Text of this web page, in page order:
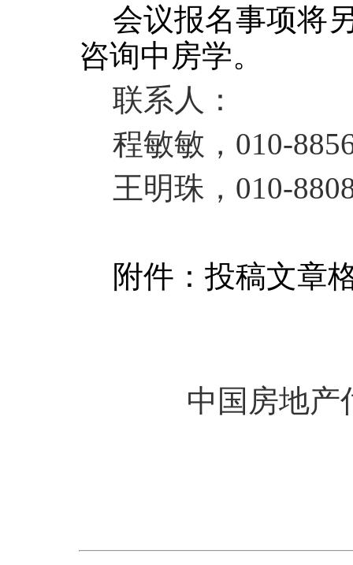
会议报名事项将
咨询中房学。
联系人：
程敏敏， 010-
王明珠， 010-
附件：投稿文章
中国房地产